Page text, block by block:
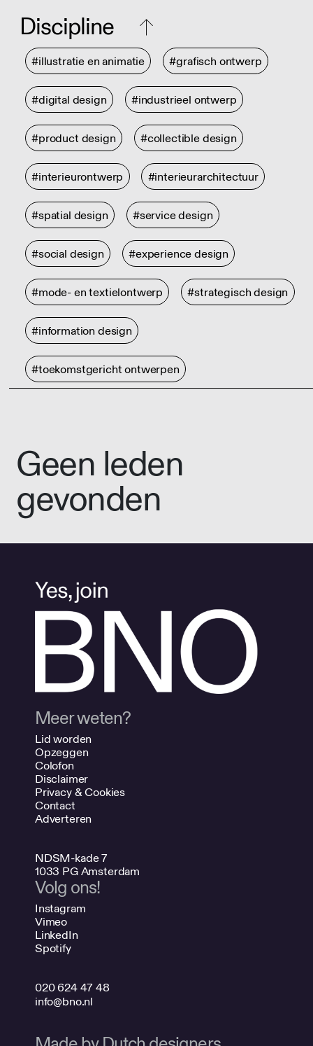
Discipline
#illustratie en animatie #grafisch ontwerp
#digital design #industrieel ontwerp
#product design #collectible design
#interieurontwerp #interieurarchitectuur
#spatial design #service design
#social design #experience design
#mode- en textielontwerp #strategisch design
#information design
#toekomstgericht ontwerpen
Geen leden
gevonden
Meer weten?
Lid worden
Opzeggen
Colofon
Disclaimer
Privacy & Cookies
Contact
Adverteren
NDSM-kade 7
1033 PG Amsterdam
Volg ons!
Instagram
Vimeo
LinkedIn
Spotify
020 624 47 48
info@bno.nl